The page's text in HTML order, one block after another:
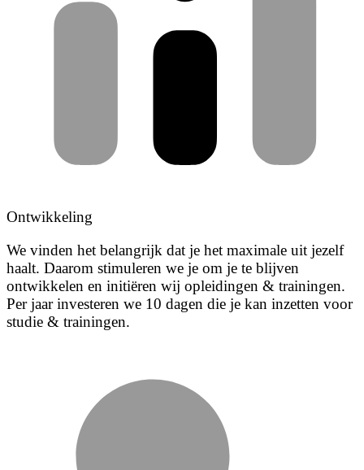
Ontwikkeling
We vinden het belangrijk dat je het maximale uit jezelf
haalt. Daarom stimuleren we je om je te blijven
ontwikkelen en initiëren wij opleidingen & trainingen.
Per jaar investeren we 10 dagen die je kan inzetten voor
studie & trainingen.